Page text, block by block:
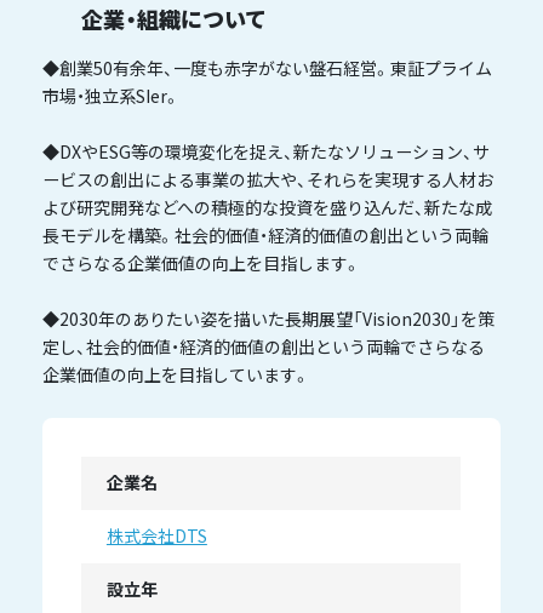
企業・組織について
◆創業50有余年、一度も赤字がない盤石経営。東証プライム
市場・独立系SIer。
◆DXやESG等の環境変化を捉え、新たなソリューション、サ
ービスの創出による事業の拡大や、それらを実現する人材お
よび研究開発などへの積極的な投資を盛り込んだ、新たな成
長モデルを構築。社会的価値・経済的価値の創出という両輪
でさらなる企業価値の向上を目指します。
◆2030年のありたい姿を描いた長期展望「Vision2030」を策
定し、社会的価値・経済的価値の創出という両輪でさらなる
企業価値の向上を目指しています。
企業名
株式会社DTS
設立年